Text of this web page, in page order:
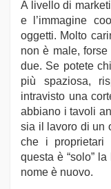
A livello di
e l’immagine
oggetti. Molto
non è male,
due. Se potete
più spaziosa,
intravisto una
abbiano i tavoli
sia il lavoro di un
che i proprietari
questa è “solo”
nome è nuovo.